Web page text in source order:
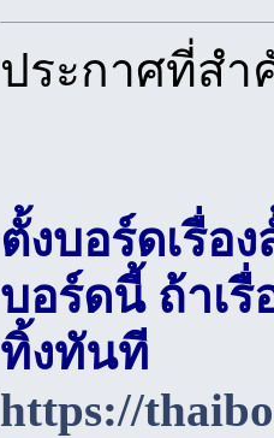
ประกาศที่ส
ตั้งบอร์ดเรื่อ
บอร์ดนี้ ถ้าเ
ทิ้งทันที
https://